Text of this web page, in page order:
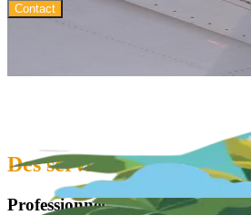
Contact
Des services pensés
Professionnels du secteur privé